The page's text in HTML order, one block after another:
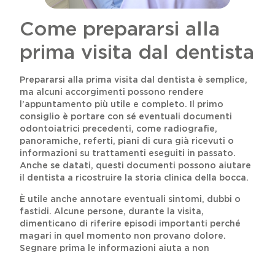
Come prepararsi alla
prima visita dal dentista
Prepararsi alla prima visita dal dentista è semplice,
ma alcuni accorgimenti possono rendere
l’appuntamento più utile e completo. Il primo
consiglio è portare con sé eventuali documenti
odontoiatrici precedenti, come radiografie,
panoramiche, referti, piani di cura già ricevuti o
informazioni su trattamenti eseguiti in passato.
Anche se datati, questi documenti possono aiutare
il dentista a ricostruire la storia clinica della bocca.
È utile anche annotare eventuali sintomi, dubbi o
fastidi. Alcune persone, durante la visita,
dimenticano di riferire episodi importanti perché
magari in quel momento non provano dolore.
Segnare prima le informazioni aiuta a non